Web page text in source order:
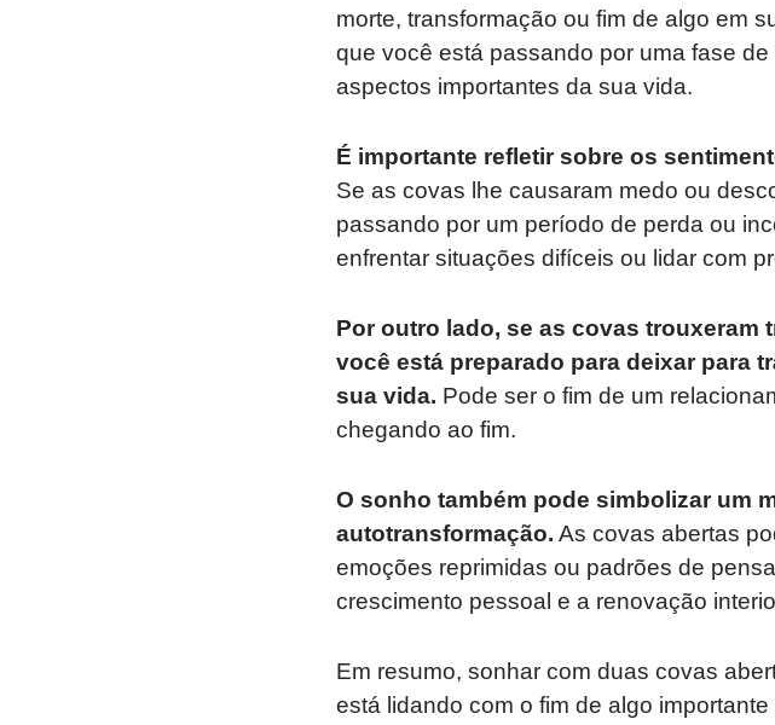
morte, transformação ou fim de algo em
que você está passando por uma fase
aspectos importantes da sua vida.
É importante refletir sobre os
Se as covas lhe causaram medo ou
passando por um período de perda ou
enfrentar situações difíceis ou lidar com
Por outro lado, se as covas trouxeram
você está preparado para deixar para
sua vida. Pode ser o fim de um
chegando ao fim.
O sonho também pode simbolizar um
autotransformação. As covas abertas
emoções reprimidas ou padrões de
crescimento pessoal e a renovação
Em resumo, sonhar com duas covas
está lidando com o fim de algo